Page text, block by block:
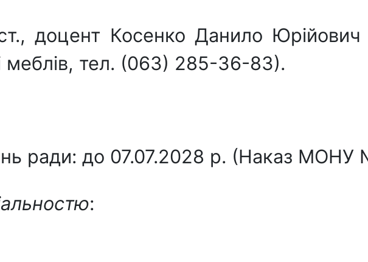
доцент Косенко Данило
і меблів, тел. (063) 285-36-83).
ради: до 07.07.2028 р. (Наказ МОНУ
: